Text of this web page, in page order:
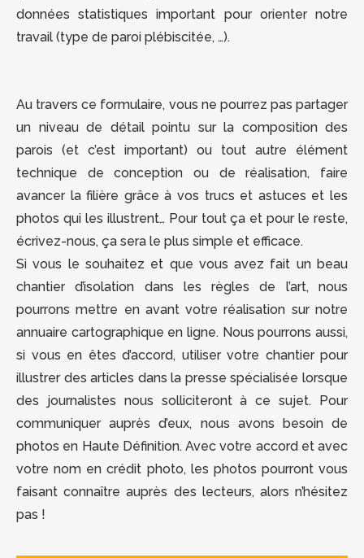
données statistiques important pour orienter notre
travail (type de paroi plébiscitée, …).
Au travers ce formulaire, vous ne pourrez pas partager
un niveau de détail pointu sur la composition des
parois (et c’est important) ou tout autre élément
technique de conception ou de réalisation, faire
avancer la filière grâce à vos trucs et astuces et les
photos qui les illustrent… Pour tout ça et pour le reste,
écrivez-nous, ça sera le plus simple et efficace.
Si vous le souhaitez et que vous avez fait un beau
chantier d’isolation dans les règles de l’art, nous
pourrons mettre en avant votre réalisation sur notre
annuaire cartographique en ligne. Nous pourrons aussi,
si vous en êtes d’accord, utiliser votre chantier pour
illustrer des articles dans la presse spécialisée lorsque
des journalistes nous solliciteront à ce sujet. Pour
communiquer auprès d’eux, nous avons besoin de
photos en Haute Définition. Avec votre accord et avec
votre nom en crédit photo, les photos pourront vous
faisant connaître auprès des lecteurs, alors n’hésitez
pas !